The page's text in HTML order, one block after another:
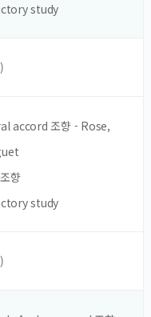
study
accord 조향 - Rose,
향
study